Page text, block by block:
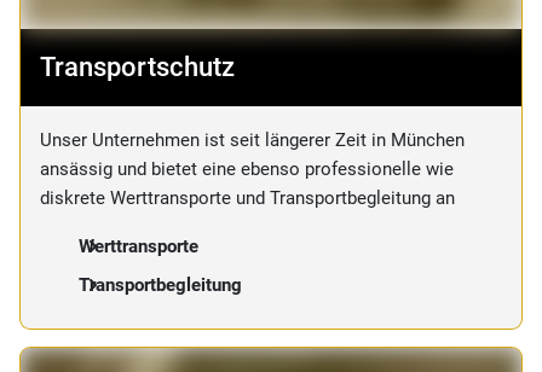
Transportschutz
Unser Unternehmen ist seit längerer Zeit in München
ansässig und bietet eine ebenso professionelle wie
diskrete Werttransporte und Transportbegleitung an
Werttransporte
Transportbegleitung